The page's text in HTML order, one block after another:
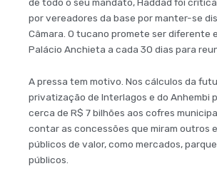
por vereadores da base por manter-se
Câmara. O tucano promete ser diferente
Palácio Anchieta a cada 30 dias para
A pressa tem motivo. Nos cálculos da
privatização de Interlagos e do Anhembi
cerca de R$ 7 bilhões aos cofres
contar as concessões que miram outros
públicos de valor, como mercados,
públicos.